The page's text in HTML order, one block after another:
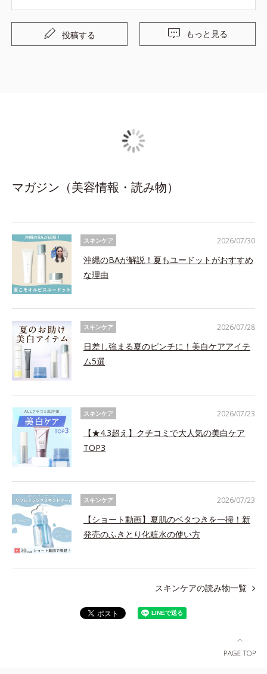
投稿する もっと見る
マガジン（美容情報・読み物）
スキンケア
沖縄のBAが解説！夏もユードットがおすすめ
な理由
2026/07/30
スキンケア
日差し強まる夏のピンチに！美白ケアアイテ
ム5選
2026/07/28
スキンケア
【★4.3超え】クチコミで大人気の美白ケア
TOP3
2026/07/23
スキンケア
【ショート動画】夏肌のベタつきを一掃！新
発売のふきとり化粧水の使い方
2026/07/23
スキンケアの読み物一覧